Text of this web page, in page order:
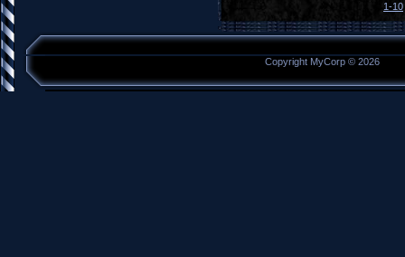
1-10
Copyright MyCorp © 2026